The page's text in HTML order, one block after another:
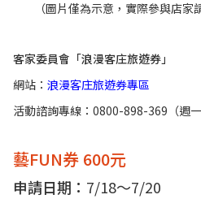
（圖片僅為示意，實際參與店家
客家委員會「浪漫客庄旅遊券」
網站： 浪漫客庄旅遊券專區
活動諮詢專線：0800-898-369（週
藝FUN券 600元
申請日期： 7/18～7/20